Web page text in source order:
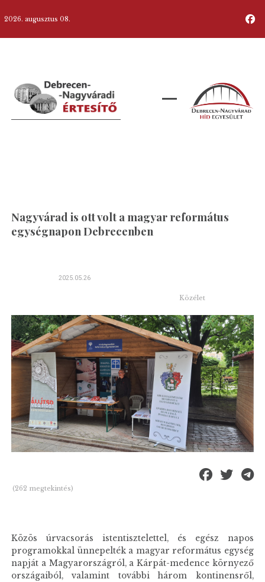
2026. augusztus 08.
Nagyvárad is ott volt a magyar református
egységnapon Debrecenben
2025.05.26
Közélet
(262 megtekintés)
Közös úrvacsorás istentisztelettel, és egész napos
programokkal ünnepelték a magyar református egység
napját a Magyarországról, a Kárpát-medence környező
országaiból, valamint további három kontinensről,